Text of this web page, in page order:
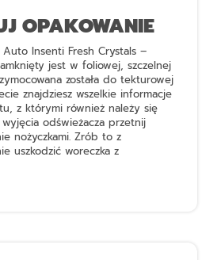
OPAKOWANIE
Auto Insenti Fresh Crystals –
jest w foliowej, szczelnej
została do tekturowej
znajdziesz wszelkie informacje
z którymi również należy się
odświeżacza przetnij
nożyczkami. Zrób to z
uszkodzić woreczka z